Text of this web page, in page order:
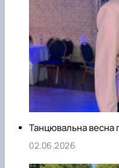
Танцювальна весна
02.06.2026